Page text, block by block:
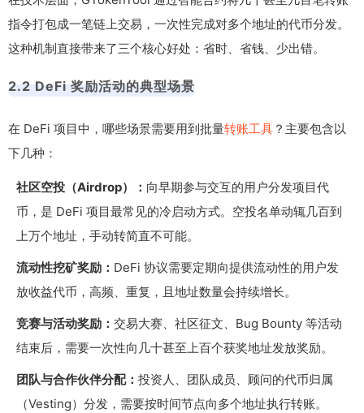
指令打包成一笔链上交易，一次性完成对多个地址的代币分发。
这种机制直接带来了三个核心好处：省时、省钱、少出错。
2.2 DeFi 奖励活动的典型场景
在 DeFi 项目中，哪些场景需要用到批量转账工具 ？主要包含以
下几种：
社区空投（Airdrop）： 向早期参与交互的用户分发项目代
币，是 DeFi 项目最常见的冷启动方式。空投名单动辄几百到
上万个地址，手动转简直不可能。
流动性挖矿奖励： DeFi 协议需要定期向提供流动性的用户发
放收益代币，高频、重复，且地址数量会持续增长。
竞赛与活动奖励： 交易大赛、社区征文、Bug Bounty 等活动
结束后，需要一次性向几十甚至上百个获奖地址发放奖励。
团队与合作伙伴分配： 投资人、团队成员、顾问的代币归属
（Vesting）分发，需要按时间节点向多个地址执行转账。